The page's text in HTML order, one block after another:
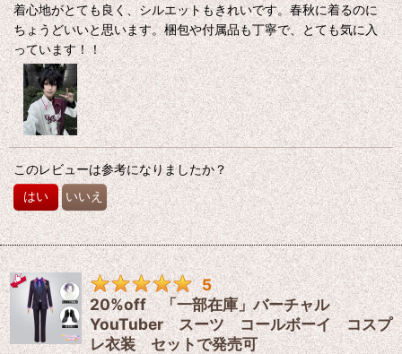
着心地がとても良く、シルエットもきれいです。春秋に着るのに
ちょうどいいと思います。梱包や付属品も丁寧で、とても気に入
っています！！
このレビューは参考になりましたか？
はい いいえ
5
20%off 「一部在庫」バーチャル
YouTuber スーツ コールボーイ コスプ
レ衣装 セットで発売可